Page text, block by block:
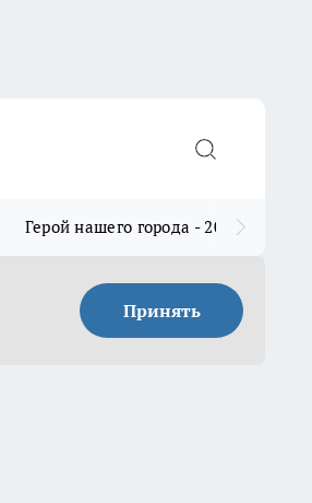
Герой нашего города - 2025
Принять